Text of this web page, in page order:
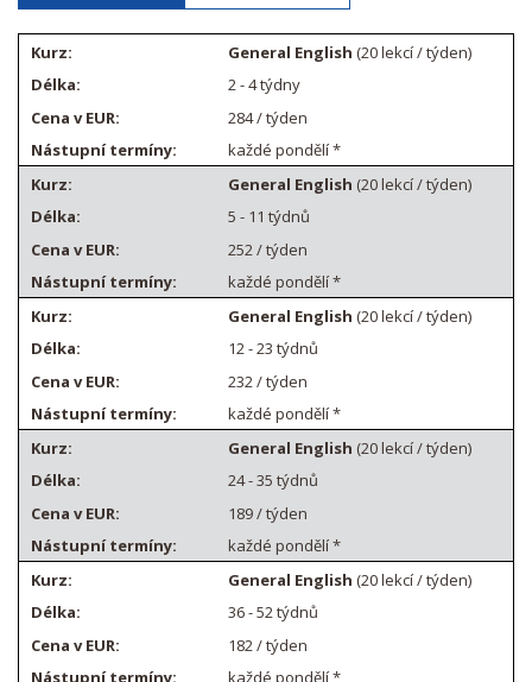
General English (20 lekcí / týden)
2 - 4 týdny
284 / týden
každé pondělí *
General English (20 lekcí / týden)
5 - 11 týdnů
252 / týden
každé pondělí *
General English (20 lekcí / týden)
12 - 23 týdnů
232 / týden
každé pondělí *
General English (20 lekcí / týden)
24 - 35 týdnů
189 / týden
každé pondělí *
General English (20 lekcí / týden)
36 - 52 týdnů
182 / týden
každé pondělí *